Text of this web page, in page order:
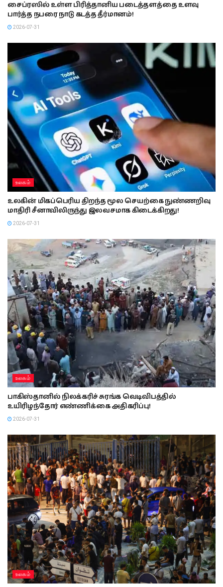
சைப்ரஸில் உள்ள பிரித்தானிய படைத்தளத்தை உளவு
பார்த்த நபரை நாடு கடத்த தீர்மானம்!
2026-07-31
உலகம்
உலகின் மிகப்பெரிய திறந்த மூல செயற்கை நுண்ணறிவு
மாதிரி சீனாவிலிருந்து இலவசமாக கிடைக்கிறது!
2026-07-31
உலகம்
பாகிஸ்தானில் நிலக்கரிச் சுரங்க வெடிவிபத்தில்
உயிரிழந்தோர் எண்ணிக்கை அதிகரிப்பு!
2026-07-31
உலகம்